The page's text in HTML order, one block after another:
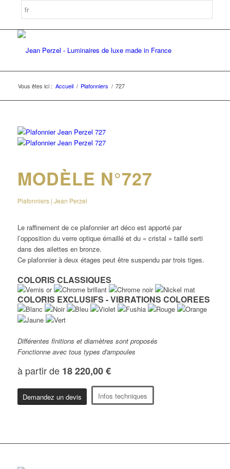
Vous êtes ici : Accueil / Plafonniers / 727
MODÈLE N°727
Plafonniers | Jean Perzel
Le raffinement de ce plafonnier art déco est apporté par
l’opposition du verre optique émaillé et du « cristal » taillé serti
dans des ailettes en bronze.
Ce plafonnier à deux étages peut être suspendu par trois tiges.
COLORIS CLASSIQUES
COLORIS EXCLUSIFS - VIBRATIONS COLOREES
Différentes finitions et diamètres sont proposés
Fonctionne avec tous types d'ampoules
à partir de 18 220,00 €
Demandez un devis Infos techniques